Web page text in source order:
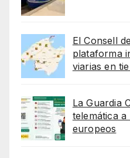
El Consell
plataforma
viarias en
La Guardia
telemática a
europeos